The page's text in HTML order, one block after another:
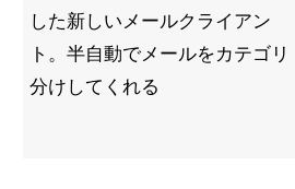
した新しいメールクライアン
ト。半自動でメールをカテゴリ
分けしてくれる